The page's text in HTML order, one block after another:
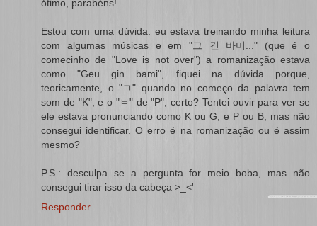
ótimo, parabéns!
Estou com uma dúvida: eu estava treinando minha leitura
com algumas músicas e em "그 긴 바미..." (que é o
comecinho de "Love is not over") a romanização estava
como "Geu gin bami", fiquei na dúvida porque,
teoricamente, o "ㄱ" quando no começo da palavra tem
som de "K", e o "ㅂ" de "P", certo? Tentei ouvir para ver se
ele estava pronunciando como K ou G, e P ou B, mas não
consegui identificar. O erro é na romanização ou é assim
mesmo?
P.S.: desculpa se a pergunta for meio boba, mas não
consegui tirar isso da cabeça >_<'
Responder